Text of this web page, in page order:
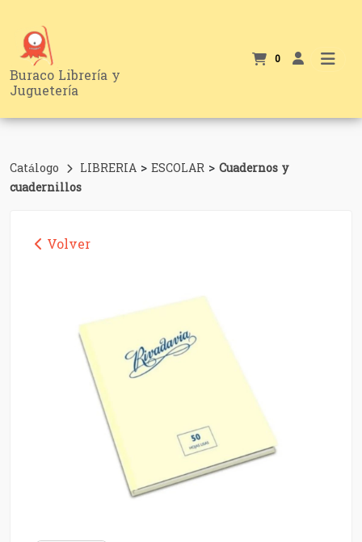
Buraco Librería y
Juguetería
0
Catálogo LIBRERIA > ESCOLAR > Cuadernos y
cuadernillos
Volver